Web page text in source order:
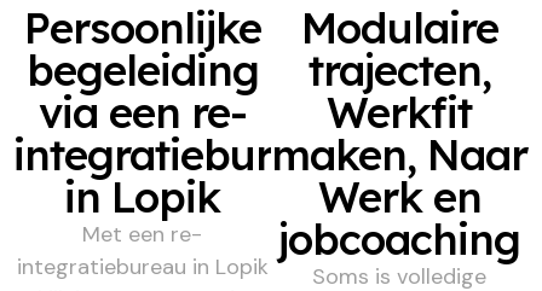
Persoonlijke
begeleiding
via een re-
integratiebureau
in Lopik
Met een re-
integratiebureau in Lopik
Modulaire
trajecten,
Werkfit
maken, Naar
Werk en
jobcoaching
Soms is volledige